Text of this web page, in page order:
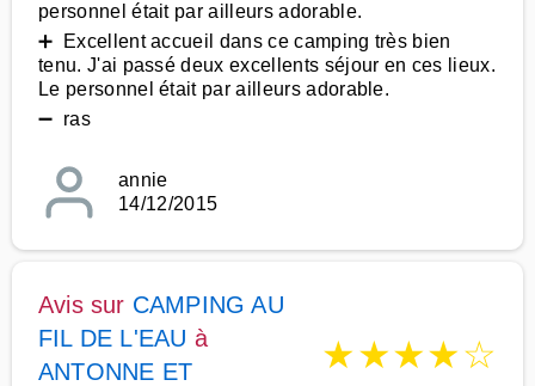
personnel était par ailleurs adorable.
➕ Excellent accueil dans ce camping très bien
tenu. J'ai passé deux excellents séjour en ces lieux.
Le personnel était par ailleurs adorable.
➖ ras
annie
14/12/2015
Avis sur CAMPING AU
FIL DE L'EAU à
ANTONNE ET
★★★★☆